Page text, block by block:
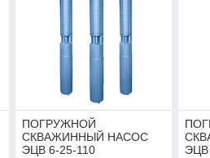
ПОГРУЖНОЙ
СКВАЖИННЫЙ НАСОС
ЭЦВ 6-25-110
ЭЦВ